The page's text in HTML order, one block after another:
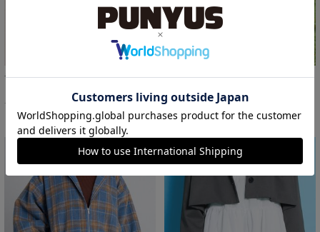
チェックティアードミニスカート
サイズ：1/2/3/4 あり
ボックスプリーツミニスカート
サイズ：1 あり